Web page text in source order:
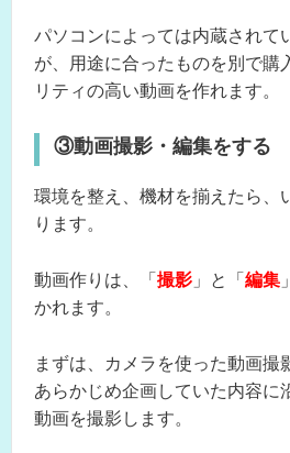
パソコンによっては内蔵されて
が、用途に合ったものを別で購
リティの高い動画を作れます。
③動画撮影・編集をする
環境を整え、機材を揃えたら、
ります。
動画作りは、「 撮影 」と「 編集
かれます。
まずは、カメラを使った動画撮
あらかじめ企画していた内容に
動画を撮影します。